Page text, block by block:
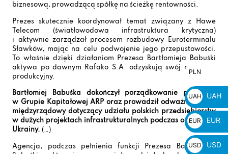
biznesową, prowadzącą spółkę na ścieżkę rentowności.
Prezes skutecznie koordynował temat związany z Hawe
Telecom (światłowodowa infrastruktura krytyczna)
i aktywnie zarządzał procesem rozbudowy Euroterminalu
Sławków, mając na celu podwojenie jego przepustowości.
To właśnie dzięki działaniom Prezesa Bartłomieja Babuśki
aktywa po dawnym Rafako S.A. odzyskują swój potencjał
produkcyjny.
Bartłomiej Babuśka dokończył porządkowanie procesów
w Grupie Kapitałowej ARP oraz prowadził odważny dialog
międzyrządowy dotyczący udziału polskich przedsiębiorstw
w dużych projektach infrastrukturalnych podczas odbudowy
Ukrainy. (…)
Agencja, podczas pełnienia funkcji Prezesa Bartłomieja
PLN
zł
UAH
₴
UAH
EUR
€
EUR
USD
USD